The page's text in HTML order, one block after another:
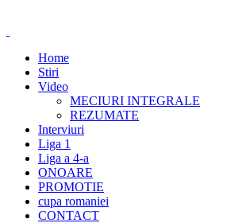
Home
Stiri
Video
MECIURI INTEGRALE
REZUMATE
Interviuri
Liga 1
Liga a 4-a
ONOARE
PROMOTIE
cupa romaniei
CONTACT